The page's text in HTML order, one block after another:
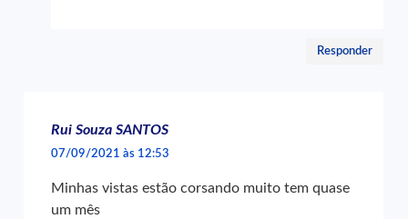
Responder
Rui Souza SANTOS
07/09/2021 às 12:53
Minhas vistas estão corsando muito tem quase
um mês